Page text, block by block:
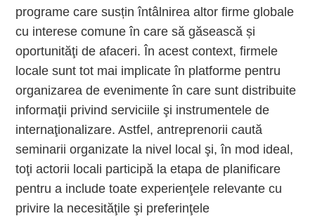
programe care susțin întâlnirea altor firme globale
cu interese comune în care să găsească și
oportunităţi de afaceri. În acest context, firmele
locale sunt tot mai implicate în platforme pentru
organizarea de evenimente în care sunt distribuite
informaţii privind serviciile şi instrumentele de
internaţionalizare. Astfel, antreprenorii caută
seminarii organizate la nivel local şi, în mod ideal,
toţi actorii locali participă la etapa de planificare
pentru a include toate experienţele relevante cu
privire la necesităţile şi preferinţele